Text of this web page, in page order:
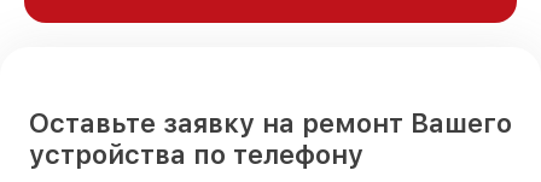
Оставьте заявку на ремонт Вашего
устройства по телефону